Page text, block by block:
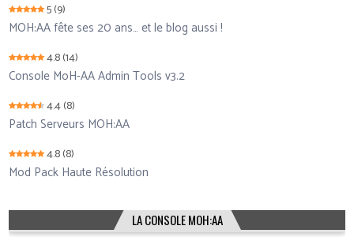
5(9)
MOH:AA fête ses 20 ans… et le blog aussi !
4.8(14)
Console MoH-AA Admin Tools v3.2
4.4(8)
Patch Serveurs MOH:AA
4.8(8)
Mod Pack Haute Résolution
LA CONSOLE MOH:AA